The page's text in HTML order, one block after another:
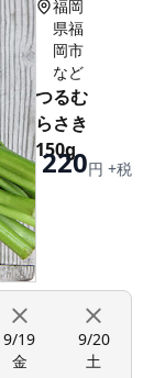
福岡
県福
岡市
など
つるむ
らさき
150g
220円 +税
9/19
金
9/20
土